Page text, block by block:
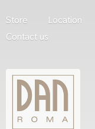
Store
Location
Contact us